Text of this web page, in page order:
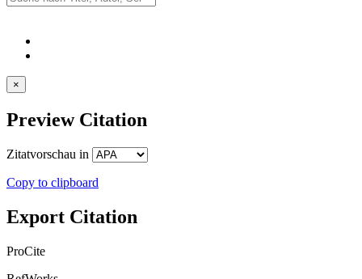
×
Preview Citation
Zitatvorschau in
Copy to clipboard
Export Citation
ProCite